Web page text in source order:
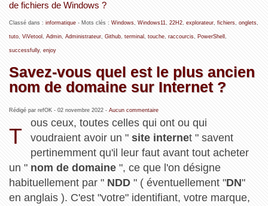
de fichiers de Windows ?
Classé dans : informatique- Mots clés : Windows, Windows11, 22H2, explorateur, fichiers, onglets,
tuto, ViVetool , Admin, Administrateur, Github, terminal , touche, raccourcis, PowerShell ,
successfully, enjoy
Savez-vous quel est le plus ancien
nom de domaine sur Internet ?
Rédigé par refOK - 02 novembre 2022- Aucun commentaire
T
ous ceux, toutes celles qui ont ou qui
voudraient avoir un "site internet " savent
pertinemment qu'il leur faut avant tout acheter
un " nom de domaine", ce que l'on désigne
habituellement par " NDD" ( éventuellement "DN"
en anglais ). C'est "votre" identifiant, votre marque,